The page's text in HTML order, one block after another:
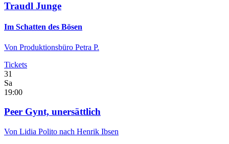
Traudl Junge
Im Schatten des Bösen
Von Produktionsbüro Petra P.
Tickets
31
Sa
19:00
Peer Gynt, unersättlich
Von Lidia Polito nach Henrik Ibsen